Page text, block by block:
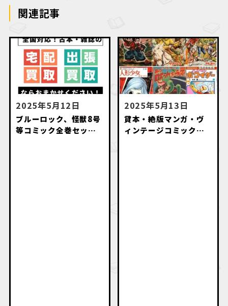
関連記事
ブルーロック、怪獣8号
等コミック全巻セット
2025年5月12日
貸本・絶版マンガ・ヴ
ィンテージコミック・
2025年5月13日